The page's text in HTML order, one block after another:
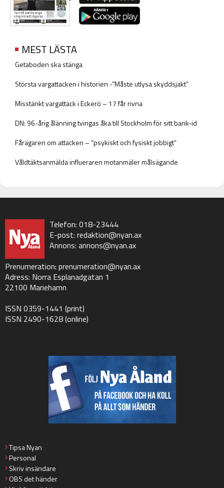
MEST LÄSTA
Getaboden ska stänga
Största vargattacken i historien -”Måste utlysa skyddsjakt”
Misstänkt vargattack i Eckerö – 17 får rivna
DN: 96-årig ålänning tvingas åka till Stockholm för sitt bank-id
Fårägaren om attacken – ”psykiskt och fysiskt jobbigt”
Våldtäktsanmälda influeraren motanmäler målsägande
Telefon: 018-23444
E-post: redaktion@nyan.ax
Annons: annons@nyan.ax
Prenumeration: prenumeration@nyan.ax
Adress: Norra Esplanadgatan 1
22100 Mariehamn
ISSN 0359-1441 (print)
ISSN 2490-1628 (online)
Tipsa Nyan
Personal
Skriv insändare
OBS det händer